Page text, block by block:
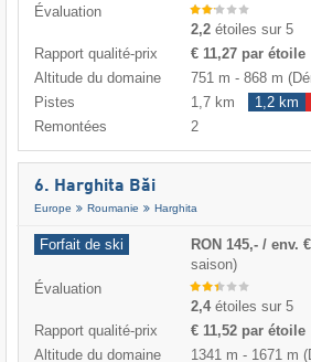
Évaluation
2,2 étoiles sur 5
Rapport qualité-prix
€ 11,27 par étoile
Altitude du domaine
751 m - 868 m
Pistes
1,7 km 1,2 km
Remontées
2
6. Harghita Băi
Europe Roumanie Harghita
Forfait de ski RON 145,- / env.
saison)
Évaluation
2,4 étoiles sur 5
Rapport qualité-prix
€ 11,52 par étoile
Altitude du domaine
1341 m - 1671 m